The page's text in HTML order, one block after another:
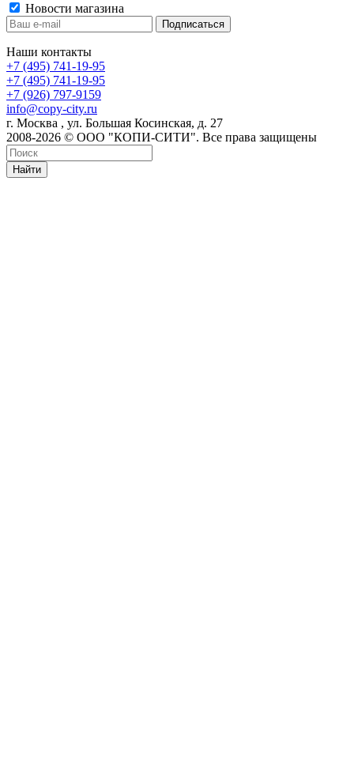
Новости магазина
Наши контакты
+7 (495) 741-19-95
+7 (495) 741-19-95
+7 (926) 797-9159
info@copy-city.ru
г. Москва , ул. Большая Косинская, д. 27
2008-2026 © ООО "КОПИ-СИТИ". Все права защищены
Найти